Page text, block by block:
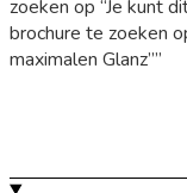
zoeken op “Je kunt
brochure te zoeken
maximalen Glanz””